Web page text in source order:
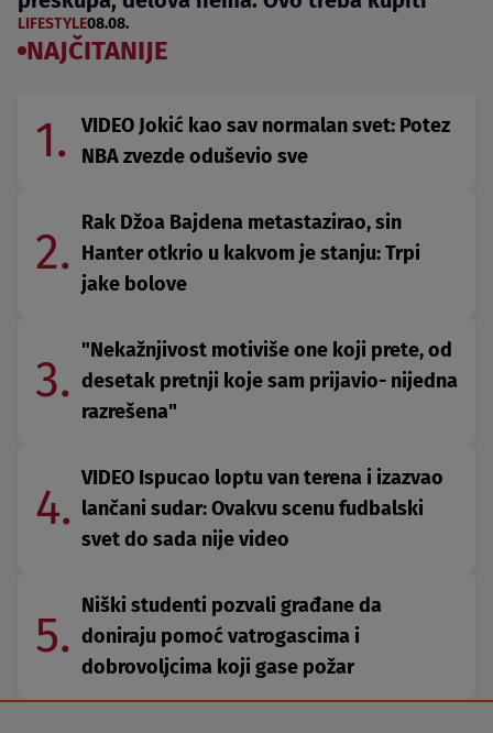
LIFESTYLE08.08.
NAJČITANIJE
1.
VIDEO Jokić kao sav normalan svet: Potez
NBA zvezde oduševio sve
2.
Rak Džoa Bajdena metastazirao, sin
Hanter otkrio u kakvom je stanju: Trpi
jake bolove
3.
"Nekažnjivost motiviše one koji prete, od
desetak pretnji koje sam prijavio- nijedna
razrešena"
4.
VIDEO Ispucao loptu van terena i izazvao
lančani sudar: Ovakvu scenu fudbalski
svet do sada nije video
5.
Niški studenti pozvali građane da
doniraju pomoć vatrogascima i
dobrovoljcima koji gase požar